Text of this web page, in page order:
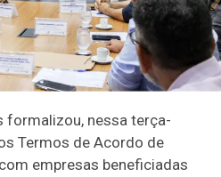
formalizou, nessa terça-
Termos de Acordo de
empresas beneficiadas